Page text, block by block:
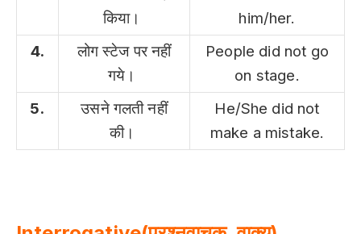
किया।
him/her.
4.
लोग स्टेज पर नहीं
गये।
People did not go
on stage.
5.
उसने गलती नहीं
की।
He/She did not
make a mistake.